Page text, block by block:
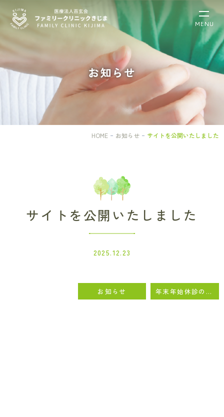
ト
を
公
MENU
お知らせ
HOME お知らせ サイトを公開いたしました
サイトを公開いたしました
2025.12.23
お知らせ 年末年始休診のお知らせ